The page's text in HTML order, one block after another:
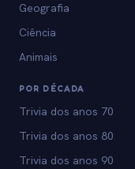
Geografia
Ciência
Animais
POR DÉCADA
Trivia dos anos 70
Trivia dos anos 80
Trivia dos anos 90